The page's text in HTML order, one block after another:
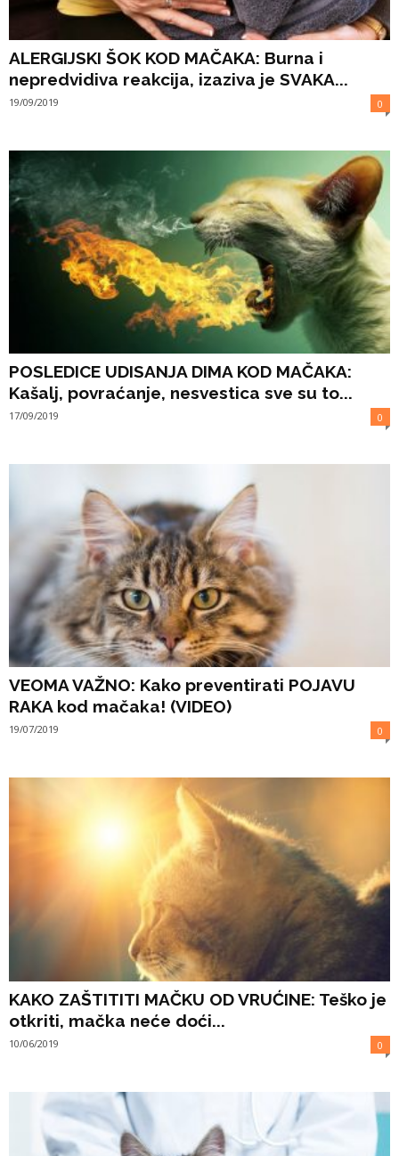
ALERGIJSKI ŠOK KOD MAČAKA: Burna i
nepredvidiva reakcija, izaziva je SVAKA...
19/09/2019 0
POSLEDICE UDISANJA DIMA KOD MAČAKA:
Kašalj, povraćanje, nesvestica sve su to...
17/09/2019 0
VEOMA VAŽNO: Kako preventirati POJAVU
RAKA kod mačaka! (VIDEO)
19/07/2019 0
KAKO ZAŠTITITI MAČKU OD VRUĆINE: Teško je
otkriti, mačka neće doći...
10/06/2019 0